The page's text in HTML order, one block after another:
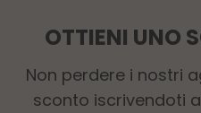
OTTIENI UNO
Non perdere i nostri
sconto iscrivendoti